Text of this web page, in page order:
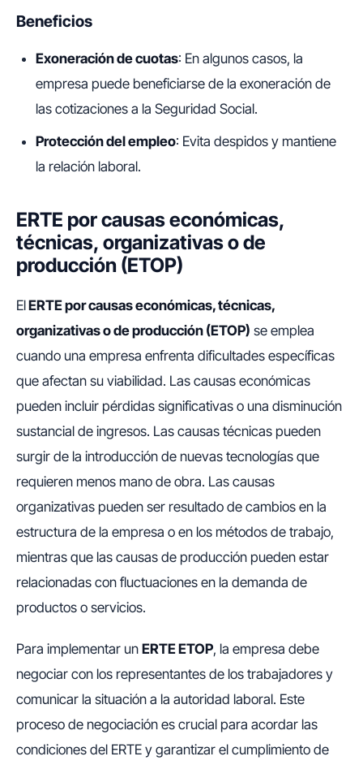
Beneficios
Exoneración de cuotas: En algunos casos, la
empresa puede beneficiarse de la exoneración de
las cotizaciones a la Seguridad Social.
Protección del empleo: Evita despidos y mantiene
la relación laboral.
ERTE por causas económicas,
técnicas, organizativas o de
producción (ETOP)
ElERTE por causas económicas, técnicas,
organizativas o de producción (ETOP) se emplea
cuando una empresa enfrenta dificultades específicas
que afectan su viabilidad. Las causas económicas
pueden incluir pérdidas significativas o una disminución
sustancial de ingresos. Las causas técnicas pueden
surgir de la introducción de nuevas tecnologías que
requieren menos mano de obra. Las causas
organizativas pueden ser resultado de cambios en la
estructura de la empresa o en los métodos de trabajo,
mientras que las causas de producción pueden estar
relacionadas con fluctuaciones en la demanda de
productos o servicios.
Para implementar un ERTE ETOP, la empresa debe
negociar con los representantes de los trabajadores y
comunicar la situación a la autoridad laboral. Este
proceso de negociación es crucial para acordar las
condiciones del ERTE y garantizar el cumplimiento de